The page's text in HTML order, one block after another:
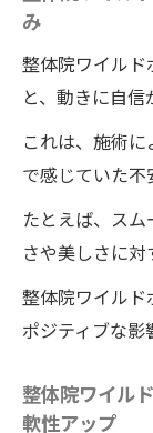
整体
整体
美し
美と
ィの
整体
美し
日常生活
整体
整体
み
整体院ワイルド
と、動きに自信
これは、施術
で感じていた不
たとえば、ス
さや美しさに対
整体院ワイル
ポジティブな影
整体院ワイル
軟性アップ